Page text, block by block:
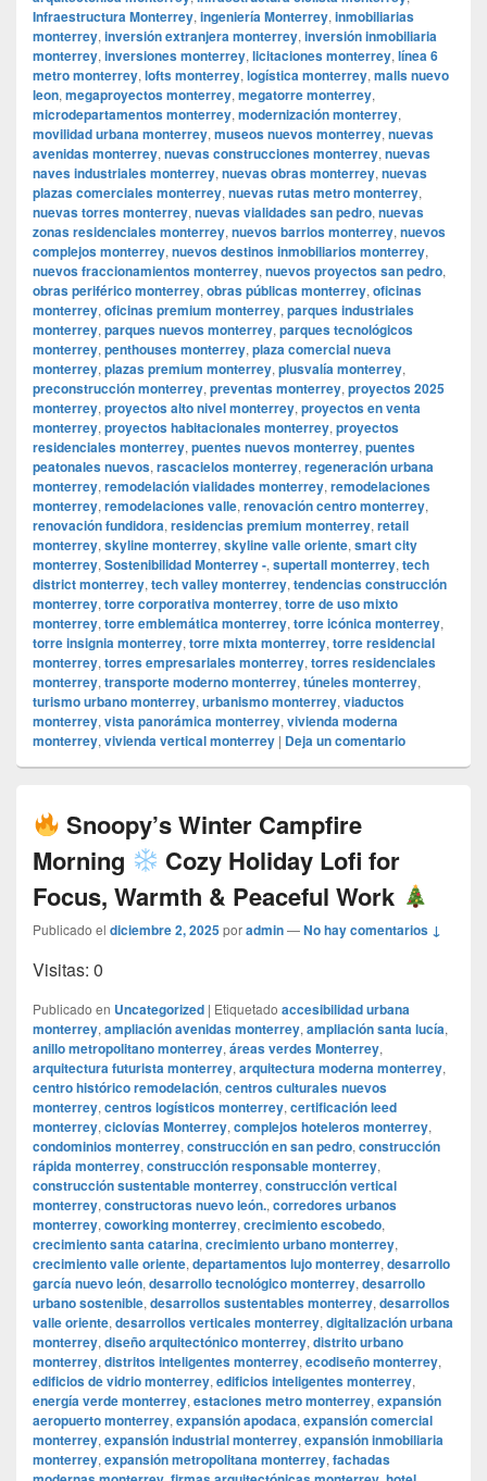
Infraestructura Monterrey, ingeniería Monterrey, inmobiliarias
monterrey, inversión extranjera monterrey, inversión inmobiliaria
monterrey, inversiones monterrey, licitaciones monterrey, línea 6
metro monterrey, lofts monterrey, logística monterrey, malls nuevo
leon, megaproyectos monterrey, megatorre monterrey,
microdepartamentos monterrey, modernización monterrey,
movilidad urbana monterrey, museos nuevos monterrey, nuevas
avenidas monterrey, nuevas construcciones monterrey, nuevas
naves industriales monterrey, nuevas obras monterrey, nuevas
plazas comerciales monterrey, nuevas rutas metro monterrey,
nuevas torres monterrey, nuevas vialidades san pedro, nuevas
zonas residenciales monterrey, nuevos barrios monterrey, nuevos
complejos monterrey, nuevos destinos inmobiliarios monterrey,
nuevos fraccionamientos monterrey, nuevos proyectos san pedro,
obras periférico monterrey, obras públicas monterrey, oficinas
monterrey, oficinas premium monterrey, parques industriales
monterrey, parques nuevos monterrey, parques tecnológicos
monterrey, penthouses monterrey, plaza comercial nueva
monterrey, plazas premium monterrey, plusvalía monterrey,
preconstrucción monterrey, preventas monterrey, proyectos 2025
monterrey, proyectos alto nivel monterrey, proyectos en venta
monterrey, proyectos habitacionales monterrey, proyectos
residenciales monterrey, puentes nuevos monterrey, puentes
peatonales nuevos, rascacielos monterrey, regeneración urbana
monterrey, remodelación vialidades monterrey, remodelaciones
monterrey, remodelaciones valle, renovación centro monterrey,
renovación fundidora, residencias premium monterrey, retail
monterrey, skyline monterrey, skyline valle oriente, smart city
monterrey, Sostenibilidad Monterrey -, supertall monterrey, tech
district monterrey, tech valley monterrey, tendencias construcción
monterrey, torre corporativa monterrey, torre de uso mixto
monterrey, torre emblemática monterrey, torre icónica monterrey,
torre insignia monterrey, torre mixta monterrey, torre residencial
monterrey, torres empresariales monterrey, torres residenciales
monterrey, transporte moderno monterrey, túneles monterrey,
turismo urbano monterrey, urbanismo monterrey, viaductos
monterrey, vista panorámica monterrey, vivienda moderna
monterrey, vivienda vertical monterrey | Deja un comentario
Snoopy’s Winter Campfire
Morning
Cozy Holiday Lofi for
Focus, Warmth & Peaceful Work
Publicado el diciembre 2, 2025poradmin—No hay comentarios ↓
Visitas: 0
Publicado en Uncategorized | Etiquetado accesibilidad urbana
monterrey, ampliación avenidas monterrey, ampliación santa lucía,
anillo metropolitano monterrey, áreas verdes Monterrey,
arquitectura futurista monterrey, arquitectura moderna monterrey,
centro histórico remodelación, centros culturales nuevos
monterrey, centros logísticos monterrey, certificación leed
monterrey, ciclovías Monterrey, complejos hoteleros monterrey,
condominios monterrey, construcción en san pedro, construcción
rápida monterrey, construcción responsable monterrey,
construcción sustentable monterrey, construcción vertical
monterrey, constructoras nuevo león., corredores urbanos
monterrey, coworking monterrey, crecimiento escobedo,
crecimiento santa catarina, crecimiento urbano monterrey,
crecimiento valle oriente, departamentos lujo monterrey, desarrollo
garcía nuevo león, desarrollo tecnológico monterrey, desarrollo
urbano sostenible, desarrollos sustentables monterrey, desarrollos
valle oriente, desarrollos verticales monterrey, digitalización urbana
monterrey, diseño arquitectónico monterrey, distrito urbano
monterrey, distritos inteligentes monterrey, ecodiseño monterrey,
edificios de vidrio monterrey, edificios inteligentes monterrey,
energía verde monterrey, estaciones metro monterrey, expansión
aeropuerto monterrey, expansión apodaca, expansión comercial
monterrey, expansión industrial monterrey, expansión inmobiliaria
monterrey, expansión metropolitana monterrey, fachadas